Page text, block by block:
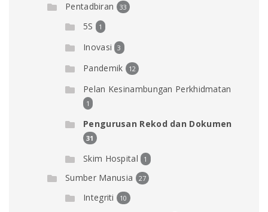
Pentadbiran 33
5S 1
Inovasi 3
Pandemik 12
Pelan Kesinambungan Perkhidmatan
1
Pengurusan Rekod dan Dokumen
31
Skim Hospital 1
Sumber Manusia 27
Integriti 10